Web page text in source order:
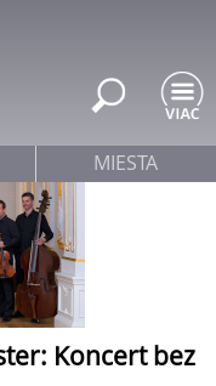
Koncert bez
MIESTA